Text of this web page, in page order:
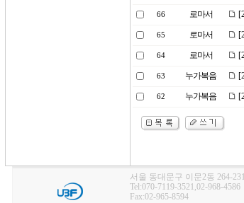
66 로마서
65 로마서
64 로마서
63 누가복음
62 누가복음
서울 동대문구 이문2동 264-231
Tel:070-7119-3521,02-968-4586
Fax:02-965-8594